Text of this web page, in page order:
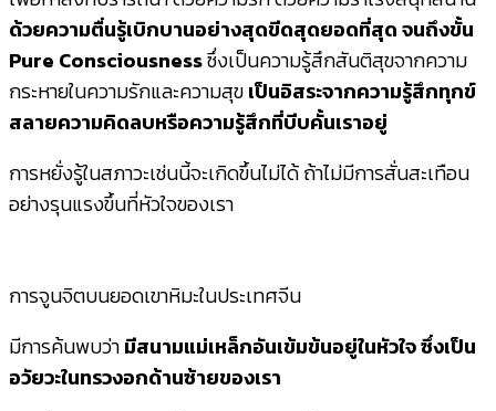
ด้วยความตื่นรู้เบิกบานอย่างสุดขีดสุดยอดที่สุด จนถึงขั้น
Pure Consciousnessซึ่งเป็นความรู้สึกสันติสุขจากความ
กระหายในความรักและความสุขเป็นอิสระจากความรู้สึกทุกข์
สลายความคิดลบหรือความรู้สึกที่บีบคั้นเราอยู่
การหยั่งรู้ในสภาวะเช่นนี้จะเกิดขึ้นไม่ได้ ถ้าไม่มีการสั่นสะเทือน
อย่างรุนแรงขึ้นที่หัวใจของเรา
การจูนจิตบนยอดเขาหิมะในประเทศจีน
มีการค้นพบว่ามีสนามแม่เหล็กอันเข้มข้นอยู่ในหัวใจ ซึ่งเป็น
อวัยวะในทรวงอกด้านซ้ายของเรา